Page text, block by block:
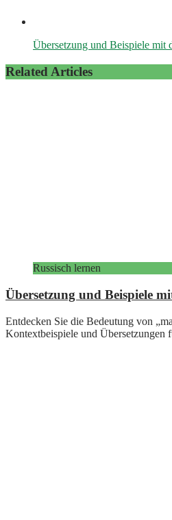
Übersetzung und Beispiele mit
Related Articles
Russisch lernen
Übersetzung und Beispiele
Entdecken Sie die Bedeutung von
Kontextbeispiele und Übersetzungen